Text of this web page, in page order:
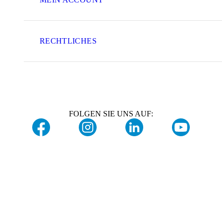
RECHTLICHES
FOLGEN SIE UNS AUF: